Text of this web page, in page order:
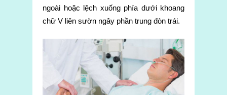
ngoài hoặc lệch xuống phía dưới khoang
chữ V liên sườn ngây phần trung đòn trái.